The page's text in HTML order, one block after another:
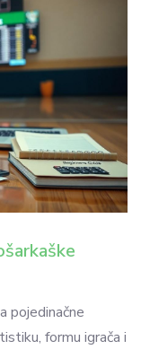
pojedinačne
formu igrača i